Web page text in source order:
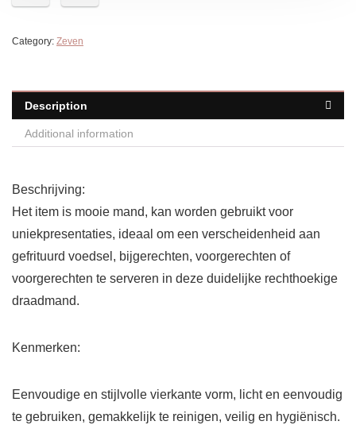
Category: Zeven
Description
Additional information
Beschrijving:
Het item is mooie mand, kan worden gebruikt voor
uniekpresentaties, ideaal om een verscheidenheid aan
gefrituurd voedsel, bijgerechten, voorgerechten of
voorgerechten te serveren in deze duidelijke rechthoekige
draadmand.
Kenmerken:
Eenvoudige en stijlvolle vierkante vorm, licht en eenvoudig
te gebruiken, gemakkelijk te reinigen, veilig en hygiënisch.